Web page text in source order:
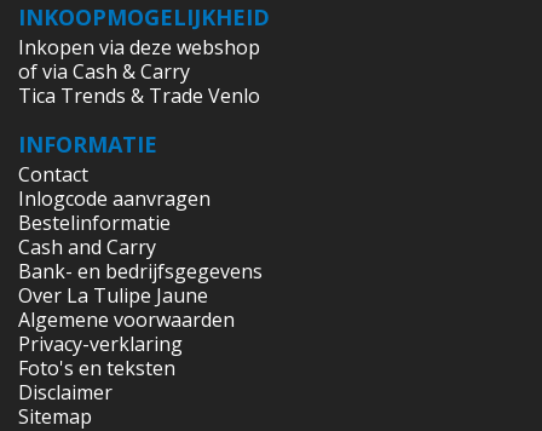
INKOOPMOGELIJKHEID
Inkopen via deze webshop
of via Cash & Carry
Tica Trends & Trade Venlo
INFORMATIE
Contact
Inlogcode aanvragen
Bestelinformatie
Cash and Carry
Bank- en bedrijfsgegevens
Over La Tulipe Jaune
Algemene voorwaarden
Privacy-verklaring
Foto's en teksten
Disclaimer
Sitemap